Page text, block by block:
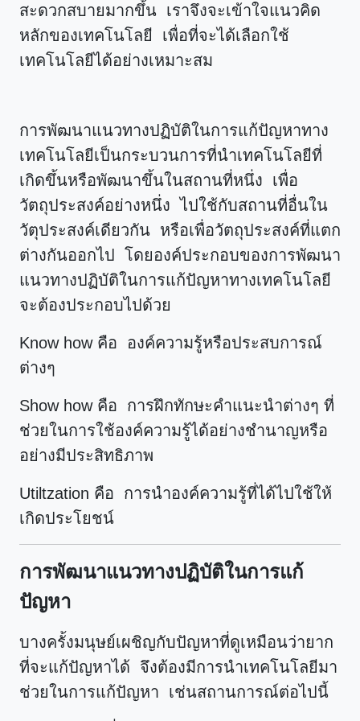
สะดวกสบายมากขึ้น เราจึงจะเข้าใจแนวคิด
หลักของเทคโนโลยี เพื่อที่จะได้เลือกใช้
เทคโนโลยีได้อย่างเหมาะสม
การพัฒนาแนวทางปฏิบัติในการแก้ปัญหาทาง
เทคโนโลยีเป็นกระบวนการที่นำเทคโนโลยีที่
เกิดขึ้นหรือพัฒนาขึ้นในสถานที่หนึ่ง เพื่อ
วัตถุประสงค์อย่างหนึ่ง ไปใช้กับสถานที่อื่นใน
วัตุประสงค์เดียวกัน หรือเพื่อวัตถุประสงค์ที่แตก
ต่างกันออกไป โดยองค์ประกอบของการพัฒนา
แนวทางปฏิบัติในการแก้ปัญหาทางเทคโนโลยี
จะต้องประกอบไปด้วย
Know how คือ องค์ความรู้หรือประสบการณ์
ต่างๆ
Show how คือ การฝึกทักษะคำแนะนำต่างๆ ที่
ช่วยในการใช้องค์ความรู้ได้อย่างชำนาญหรือ
อย่างมีประสิทธิภาพ
Utiltzation คือ การนำองค์ความรู้ที่ได้ไปใช้ให้
เกิดประโยชน์
การพัฒนาแนวทางปฏิบัติในการแก้
ปัญหา
บางครั้งมนุษย์เผชิญกับปัญหาที่ดูเหมือนว่ายาก
ที่จะแก้ปัญหาได้ จึงต้องมีการนำเทคโนโลยีมา
ช่วยในการแก้ปัญหา เช่นสถานการณ์ต่อไปนี้